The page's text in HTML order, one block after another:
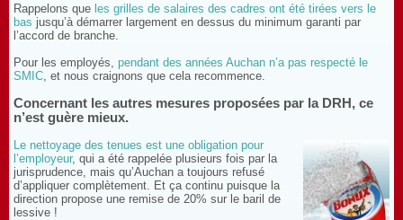
Rappelons que les grilles de salaires des cadres ont été tirées vers le
bas jusqu’à démarrer largement en dessus du minimum garanti par
l’accord de branche.
Pour les employés, pendant des années Auchan n’a pas respecté le
SMIC , et nous craignons que cela recommence.
Concernant les autres mesures proposées par la DRH, ce
n’est guère mieux.
Le nettoyage des tenues est une obligation pour
l’employeur, qui a été rappelée plusieurs fois par la
jurisprudence, mais qu’Auchan a toujours refusé
d’appliquer complètement. Et ça continu puisque la
direction propose une remise de 20% sur le baril de
lessive !